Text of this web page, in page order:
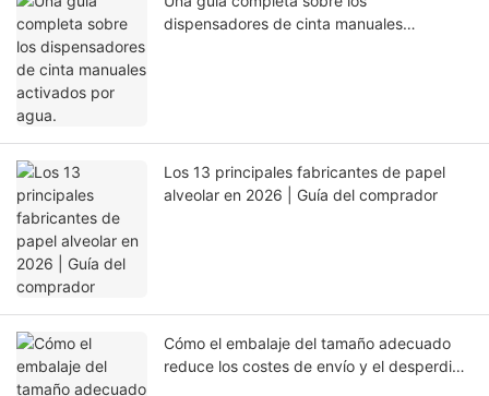
dispensadores de cinta manuales
Los 13 principales fabricantes de papel
alveolar en 2026 | Guía del comprador
Cómo el embalaje del tamaño adecuado
reduce los costes de envío y el desperdicio